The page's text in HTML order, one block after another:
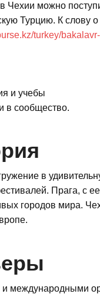
Чехии можно
Турцию. К слову о
turkey/
и учебы
в сообщество.
в
Прага, с
городов мира.
и международными